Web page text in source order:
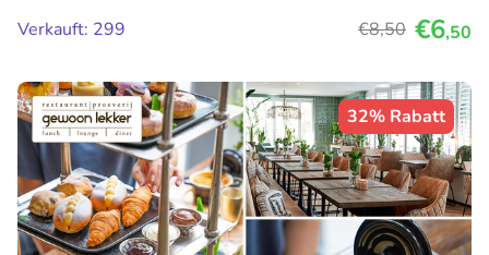
Verkauft: 299 €8,50 €6,50
32% Rabatt